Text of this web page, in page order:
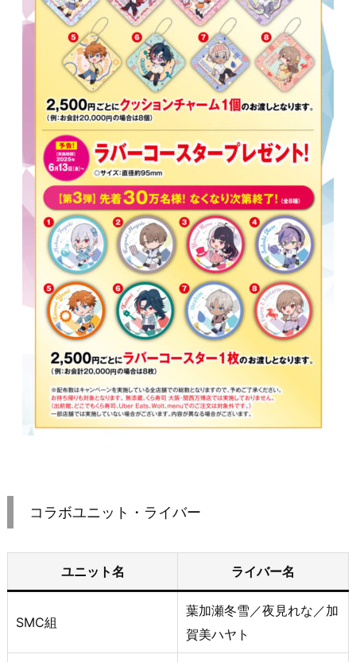
コラボユニット・ライバー
ユニット名 ライバー名
SMC組
葉加瀬冬雪／夜見れな／加
賀美ハヤト